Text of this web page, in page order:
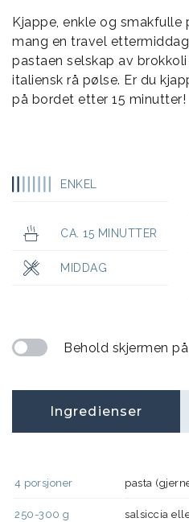
Kjappe, enkle og
mang en travel
pastaen selskap av
italiensk rå pølse. Er du
på bordet etter 15 minutter!
ENKEL
CA. 15 MINUTTER
MIDDAG
Behold skjermen
Ingredienser
4 porsjoner pasta
250-300 g salsiccia